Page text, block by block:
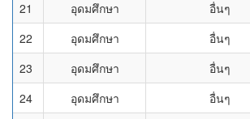
21
อุดมศึกษา อื่นๆ
22
อุดมศึกษา อื่นๆ
23
อุดมศึกษา อื่นๆ
24
อุดมศึกษา อื่นๆ